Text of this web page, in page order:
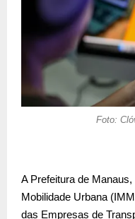
Foto:
A Prefeitura de
Mobilidade Urbana
das Empresas de